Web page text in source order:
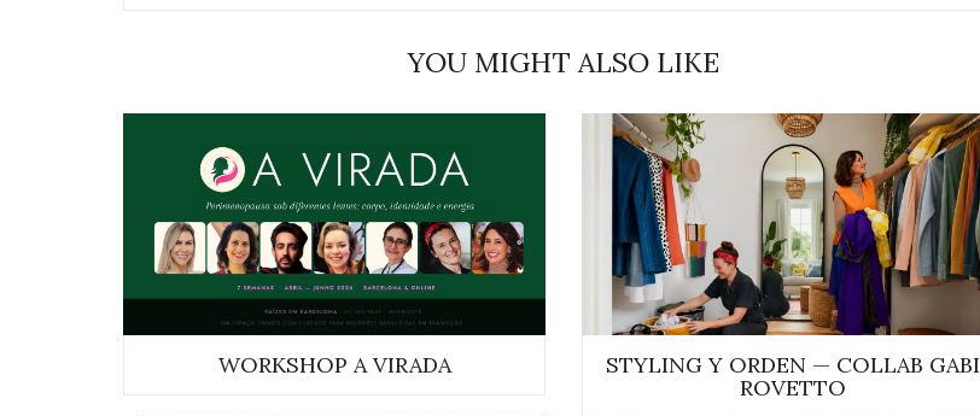
YOU MIGHT ALSO LIKE
WORKSHOP A VIRADA
STYLING Y ORDEN — COLLAB GABI
ROVETTO